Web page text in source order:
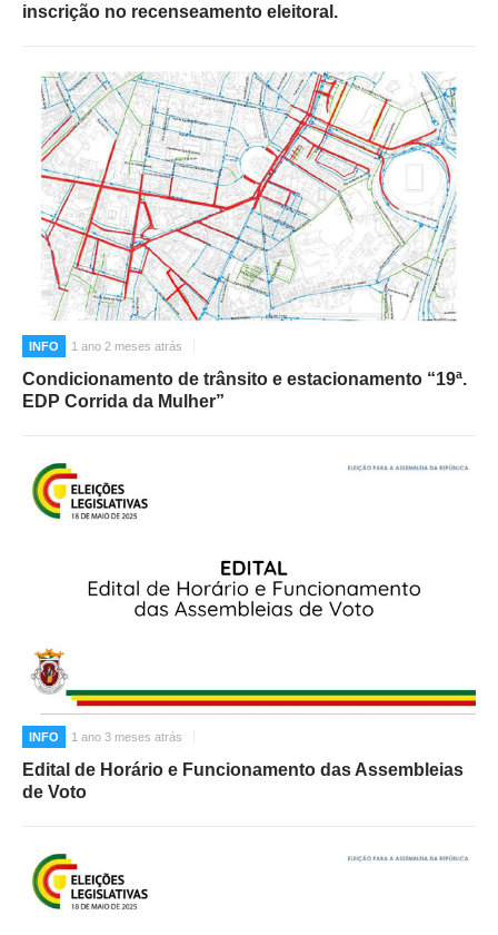
inscrição no recenseamento eleitoral.
INFO 1 ano 2 meses atrás
Condicionamento de trânsito e estacionamento “19ª.
EDP Corrida da Mulher”
INFO 1 ano 3 meses atrás
Edital de Horário e Funcionamento das Assembleias
de Voto